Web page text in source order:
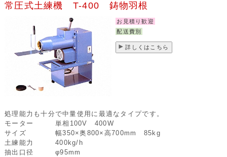
常圧式土練機 T-400 鋳物羽根
お見積り歓迎
配送費別
詳しくはこちら
処理能力も十分で中量使用に最適なタイプです。
モーター
単相100V 400W
サイズ
幅350×奥800×高700mm 85kg
土練能力
400kg/h
抽出口径
φ95mm